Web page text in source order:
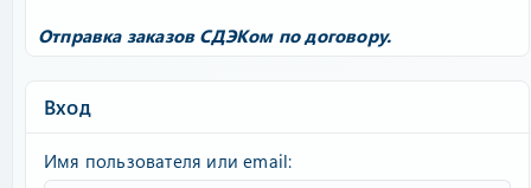
Отправка заказов СДЭКом по договору.
Вход
Имя пользователя или email